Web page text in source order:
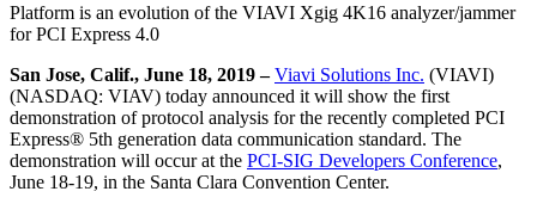
Platform is an evolution of the VIAVI Xgig 4K16 analyzer/jammer
for PCI Express 4.0
San Jose, Calif., June 18, 2019 – Viavi Solutions Inc. (VIAVI)
(NASDAQ: VIAV) today announced it will show the first
demonstration of protocol analysis for the recently completed PCI
Express® 5th generation data communication standard. The
demonstration will occur at the PCI-SIG Developers Conference,
June 18-19, in the Santa Clara Convention Center.